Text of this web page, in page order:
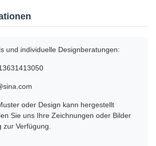
und individuelle Designberatungen:
oder Design kann hergestellt
Sie uns Ihre Zeichnungen oder Bilder
zur Verfügung.